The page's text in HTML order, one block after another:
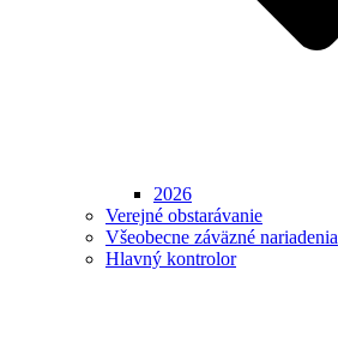
2026
Verejné obstarávanie
Všeobecne záväzné nariadenia
Hlavný kontrolor